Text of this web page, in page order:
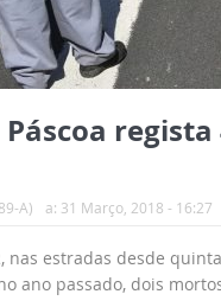
Páscoa
A) a: 31 Março, 2018 - 16:27
nas estradas desde
ano passado, dois